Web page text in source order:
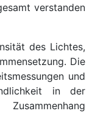
verstanden
des Lichtes,
Die
und
in der